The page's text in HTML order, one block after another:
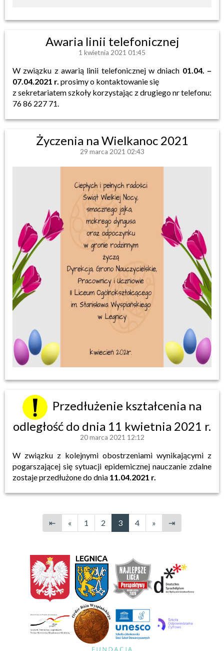
Awaria linii telefonicznej
1 kwietnia 2021 01:45
W związku z awarią linii telefonicznej w dniach 01.04. –
07.04.2021 r. prosimy o kontaktowanie się
z sekretariatem szkoły korzystając z drugiego nr telefonu:
76 86 227 71.
Życzenia na Wielkanoc 2021
29 marca 2021 02:43
Przedłużenie kształcenia na
odległość do dnia 11 kwietnia 2021 r.
20 marca 2021 12:12
W związku z kolejnymi obostrzeniami wynikającymi z
pogarszającej się sytuacji epidemicznej nauczanie zdalne
zostaje przedłużone do dnia 11.04.2021 r.
⇤ « 1 2 3 4 » ⇥